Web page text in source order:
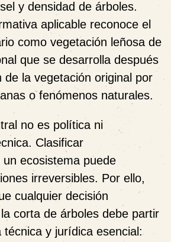
y densidad de árboles.
aplicable reconoce el
como vegetación leñosa de
que se desarrolla después
de la vegetación original por
o fenómenos naturales.
no es política ni
Clasificar
ecosistema puede
irreversibles. Por ello,
cualquier decisión
corta de árboles debe partir
y jurídica esencial: